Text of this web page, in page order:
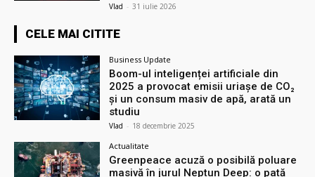
Vlad - 31 iulie 2026
CELE MAI CITITE
Business Update
Boom-ul inteligenței artificiale din
2025 a provocat emisii uriașe de CO₂
și un consum masiv de apă, arată un
studiu
Vlad - 18 decembrie 2025
Actualitate
Greenpeace acuză o posibilă poluare
masivă în jurul Neptun Deep: o pată